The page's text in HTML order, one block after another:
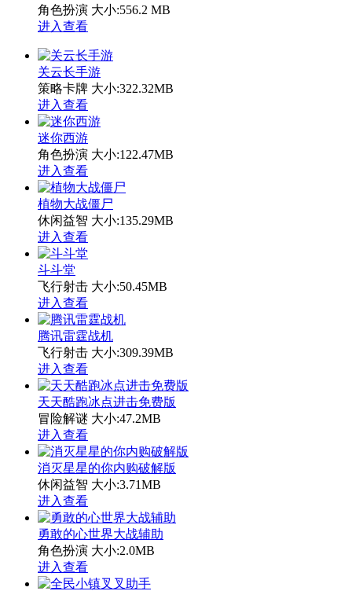
角色扮演 大小:556.2 MB
进入查看
关云长手游
策略卡牌 大小:322.32MB
进入查看
迷你西游
角色扮演 大小:122.47MB
进入查看
植物大战僵尸
休闲益智 大小:135.29MB
进入查看
斗斗堂
飞行射击 大小:50.45MB
进入查看
腾讯雷霆战机
飞行射击 大小:309.39MB
进入查看
天天酷跑冰点进击免费版
冒险解谜 大小:47.2MB
进入查看
消灭星星的你内购破解版
休闲益智 大小:3.71MB
进入查看
勇敢的心世界大战辅助
角色扮演 大小:2.0MB
进入查看